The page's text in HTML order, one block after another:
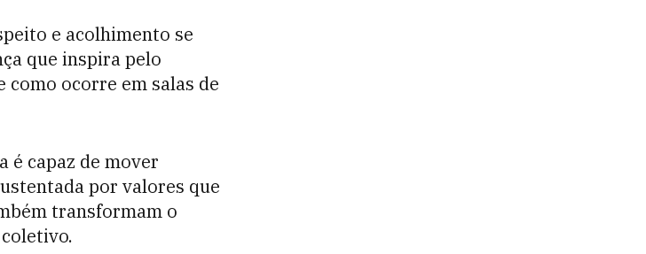
e acolhimento se
que inspira pelo
como ocorre em salas de
é capaz de mover
por valores que
transformam o